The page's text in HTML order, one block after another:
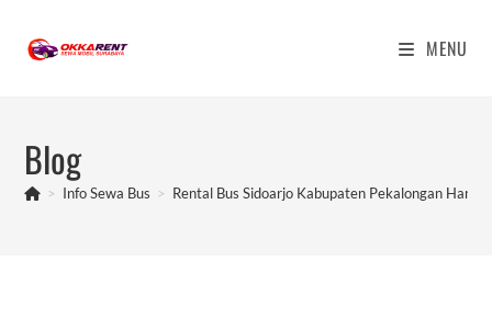
content
MENU
Blog
> Info Sewa Bus > Rental Bus Sidoarjo Kabupaten Pekalongan Harga